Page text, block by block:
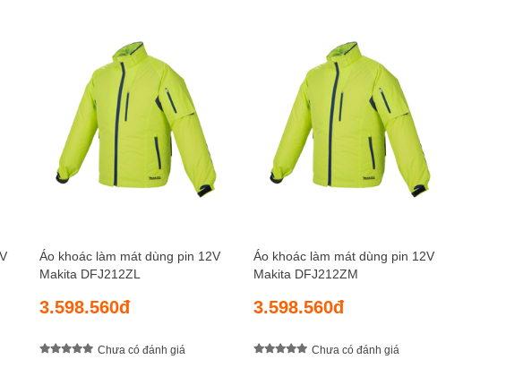
Áo khoác làm mát dùng pin 12V
Makita DFJ212ZL
3.598.560đ
Chưa có đánh giá
Áo khoác làm mát dùng pin 12V
Makita DFJ212ZM
3.598.560đ
Chưa có đánh giá